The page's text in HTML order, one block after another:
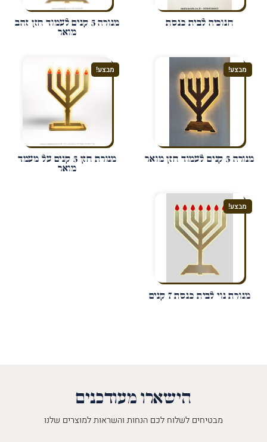
חנוכיה לבית כנסת
מנורה 5 קנים לעמוד חזן זהב
מואר
מבצע!
מנורה 5 קנים לעמוד חזן מואר
מבצע!
מנורת חזן 5 קנים על מעמד
מואר
מבצע!
מנורת נוי לבית כנסת 7 קנים
הישארו מעודכנים
מבטיחים לשלוח לכם הנחות והשראות למוצרים שלנו